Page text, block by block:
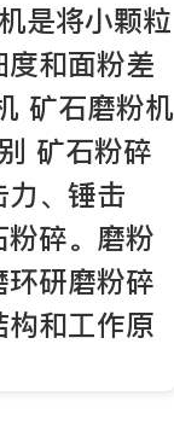
是将小颗粒
和面粉差
矿石磨粉机
矿石粉碎
、锤击
碎。磨粉
研磨粉碎
和工作原